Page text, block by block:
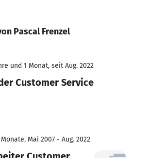
Pascal Frenzel
und 1 Monat, seit Aug. 2022
Customer Service
Mai 2007 - Aug. 2022